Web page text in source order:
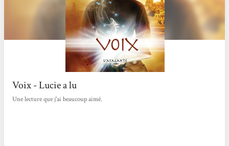
Voix - Lucie a lu
Une lecture que j'ai beaucoup aimé.